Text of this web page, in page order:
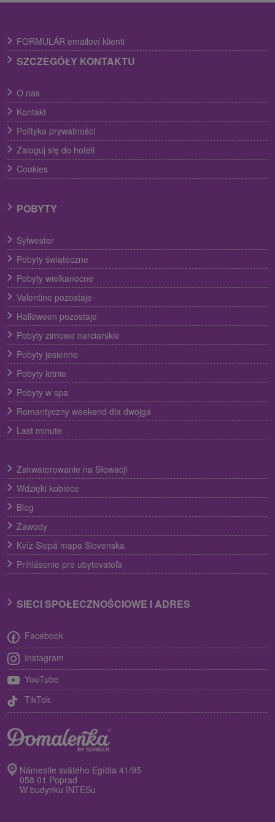
FORMULÁR emailoví klienti
SZCZEGÓŁY KONTAKTU
O nas
Kontakt
Polityka prywatności
Zaloguj się do hoteli
Cookies
POBYTY
Sylwester
Pobyty świąteczne
Pobyty wielkanocne
Valentine pozostaje
Halloween pozostaje
Pobyty zimowe narciarskie
Pobyty jesienne
Pobyty letnie
Pobyty w spa
Romantyczny weekend dla dwojga
Last minute
Zakwaterowanie na Słowacji
Wdzięki kobiece
Blog
Zawody
Kvíz Slepá mapa Slovenska
Prihlásenie pre ubytovateľa
SIECI SPOŁECZNOŚCIOWE I ADRES
Facebook
Instagram
YouTube
TikTok
Námestie svätého Egídia 41/95
058 01 Poprad
W budynku INTESu